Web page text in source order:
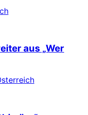
aus „Wer